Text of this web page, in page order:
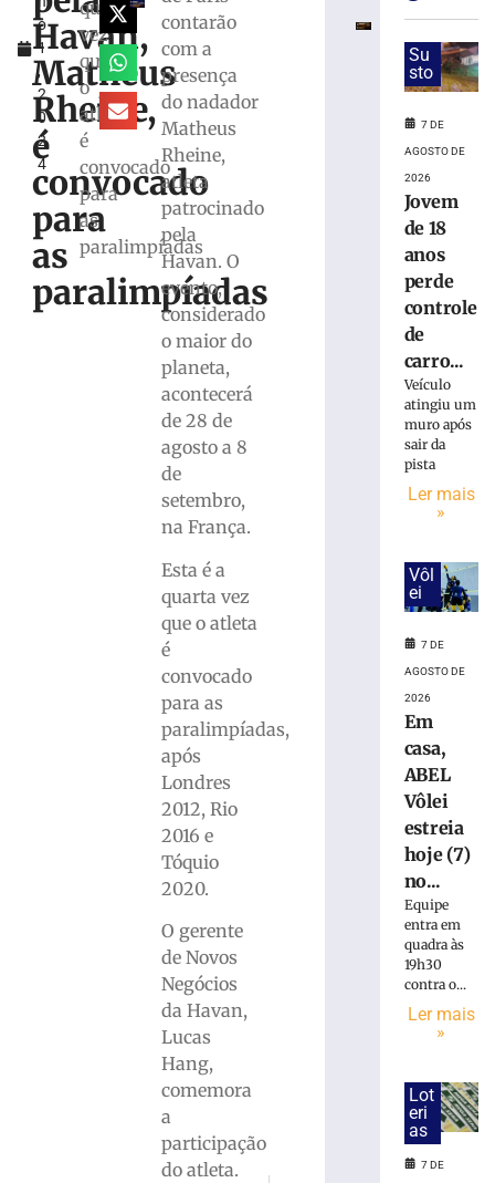
o
1
,
2
0
2
4
Havan,
Matheus
Rheine,
é
convocado
para
as
paralimpíadas
quarta
vez
que
o
atleta
é
convocado
para
as
paralimpíadas
contarão
com a
presença
do nadador
Matheus
Rheine,
atleta
patrocinado
pela
Havan. O
evento,
considerado
o maior do
planeta,
acontecerá
de 28 de
agosto a 8
de
setembro,
na França.
Esta é a
quarta vez
que o atleta
é
convocado
para as
paralimpíadas,
após
Londres
2012, Rio
2016 e
Tóquio
2020.
O gerente
de Novos
Negócios
da Havan,
Lucas
Hang,
comemora
a
participação
do atleta.
estreia
Campeonato
Estadual
Bruscão
trabalha
organização
defensiva
contra
Caminhada
mobilizam
Brusque
sábado
Su
sto
7 DE
AGOSTO DE
2026
Jovem
de 18
anos
perde
controle
de
carro...
Veículo
atingiu um
muro após
sair da
pista
Ler mais
»
Vôl
ei
7 DE
AGOSTO DE
2026
Em
casa,
ABEL
Vôlei
estreia
hoje (7)
no...
Equipe
entra em
quadra às
19h30
contra o...
Ler mais
»
Lot
eri
as
7 DE